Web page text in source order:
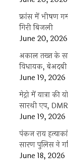
फ्रांस में भीषण
गिरी बिजली
June 20, 2026
अकाल तख्त के
विधायक,
June 19, 2026
मेट्रो में यात्रा
सारथी एप,
June 19, 2026
पंकज राय
सारण पुलिस ने
June 18, 2026